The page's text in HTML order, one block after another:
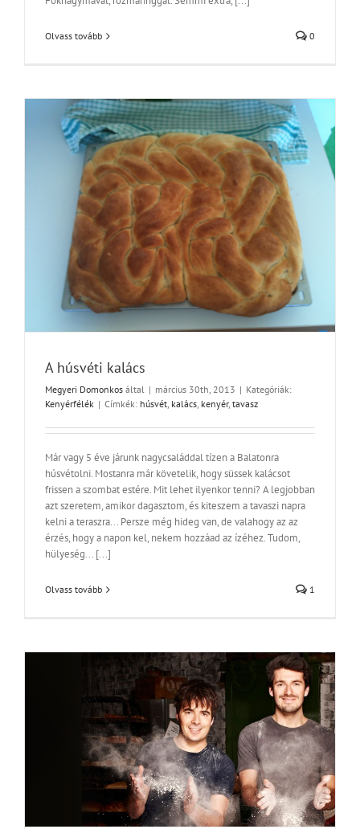
Olvass tovább 0
A húsvéti kalács
Megyeri Domonkos által | március 30th, 2013 | Kategóriák:
Kenyérfélék | Címkék: húsvét kalács kenyér, tavasz
Már vagy 5 éve járunk nagycsaláddal tízen a Balatonra
húsvétolni. Mostanra már követelik, hogy süssek kalácsot
frissen a szombat estére. Mit lehet ilyenkor tenni? A legjobban
azt szeretem, amikor dagasztom, és kiteszem a tavaszi napra
kelni a teraszra... Persze még hideg van, de valahogy az az
érzés, hogy a napon kel, nekem hozzáad az ízéhez. Tudom,
hülyeség... [...]
Olvass tovább 1